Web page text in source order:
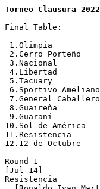
Torneo Clausura 2022